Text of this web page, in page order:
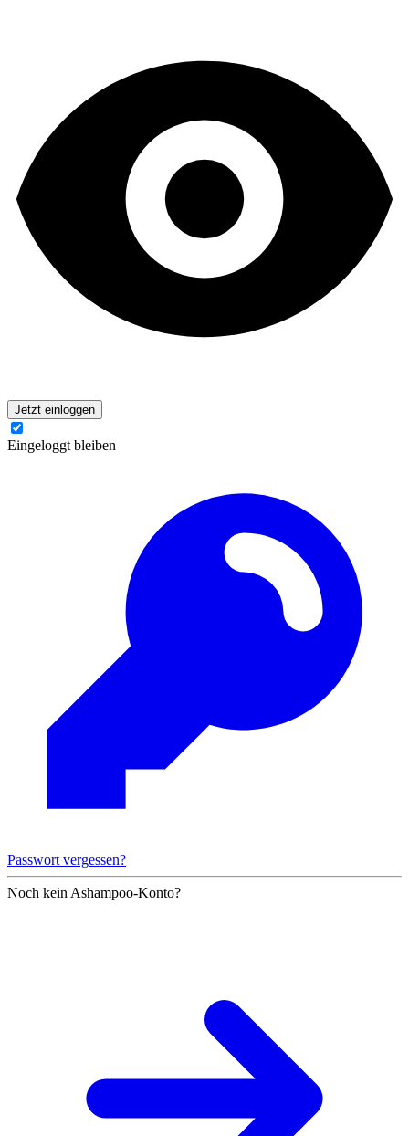
Jetzt einloggen
Eingeloggt bleiben
Passwort vergessen?
Noch kein Ashampoo-Konto?